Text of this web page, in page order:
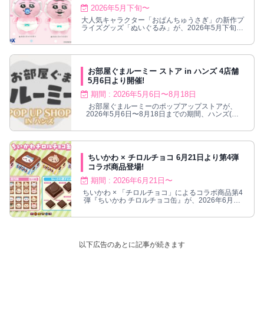
2026年5月下旬〜
大人気キャラクター「おぱんちゅうさぎ」の新作プ
ライズグッズ「ぬいぐるみ」が、2026年5月下旬よ
お部屋ぐまルーミー ストア in ハンズ 4店舗
5月6日より開催!
期間 : 2026年5月6日〜8月18日
お部屋ぐまルーミーのポップアップストアが、
2026年5月6日〜8月18日までの期間、ハンズ(東
ちいかわ × チロルチョコ 6月21日より第4弾
コラボ商品登場!
期間 : 2026年6月21日〜
ちいかわ × 「チロルチョコ」によるコラボ商品第4
弾『ちいかわ チロルチョコ缶』が、2026年6月21
以下広告のあとに記事が続きます